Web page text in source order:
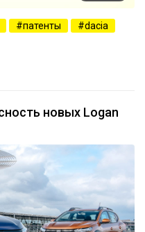
патенты
dacia
новых Logan